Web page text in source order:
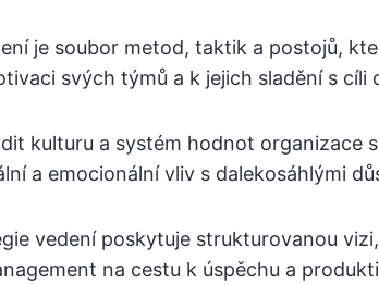
je soubor metod, taktik a postojů,
svých týmů a k jejich sladění s cíli
kulturu a systém hodnot organizace
a emocionální vliv s dalekosáhlými
vedení poskytuje strukturovanou
na cestu k úspěchu a